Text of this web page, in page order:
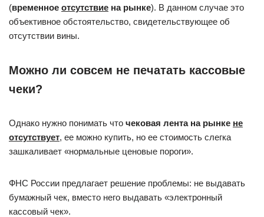
(временное отсутствие на рынке). В данном случае это
объективное обстоятельство, свидетельствующее об
отсутствии вины.
Можно ли совсем не печатать кассовые
чеки?
Однако нужно понимать что чековая лента на рынке не
отсутствует, ее можно купить, но ее стоимость слегка
зашкаливает «нормальные ценовые пороги».
ФНС России предлагает решение проблемы: не выдавать
бумажный чек, вместо него выдавать «электронный
кассовый чек».